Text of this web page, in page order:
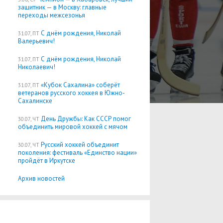
защитник — в Москву: главные
переходы межсезонья
31.07, ПТ С днём рождения, Николай
Валерьевич!
31.07, ПТ С днём рождения, Николай
Николаевич!
31.07, ПТ «Кубок Сахалина» соберёт
ветеранов русского хоккея в Южно-
Сахалинске
30.07, ЧТ День Дружбы: Как СССР помог
объединить мировой хоккей с мячом
30.07, ЧТ Русский хоккей объединит
поколения: фестиваль «Единство нации»
пройдёт в Иркутске
Архив новостей